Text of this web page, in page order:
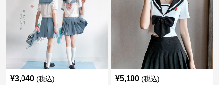
¥3,040 (税込) ¥5,100 (税込)